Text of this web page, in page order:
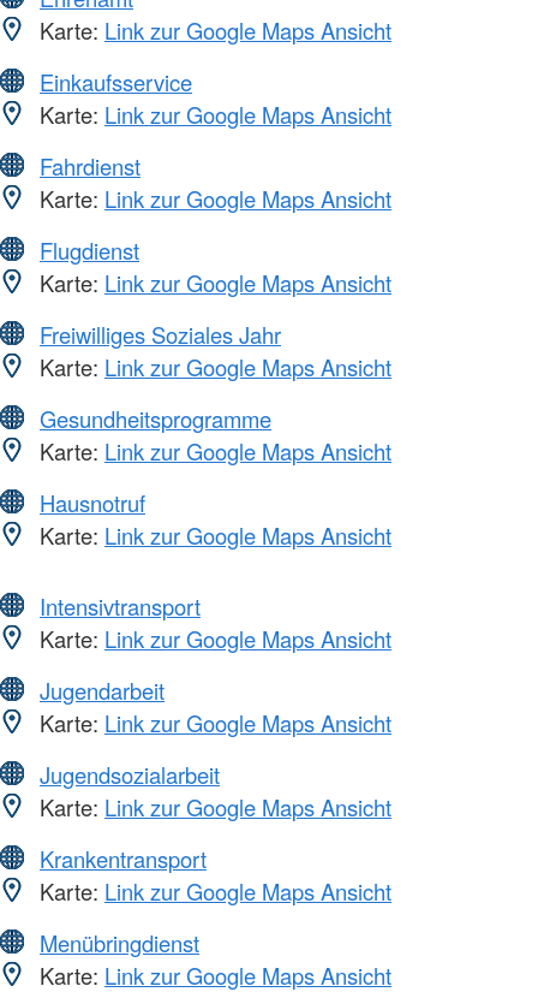
Karte: Link zur Google Maps Ansicht
Einkaufsservice
Karte: Link zur Google Maps Ansicht
Fahrdienst
Karte: Link zur Google Maps Ansicht
Flugdienst
Karte: Link zur Google Maps Ansicht
Freiwilliges Soziales Jahr
Karte: Link zur Google Maps Ansicht
Gesundheitsprogramme
Karte: Link zur Google Maps Ansicht
Hausnotruf
Karte: Link zur Google Maps Ansicht
Intensivtransport
Karte: Link zur Google Maps Ansicht
Jugendarbeit
Karte: Link zur Google Maps Ansicht
Jugendsozialarbeit
Karte: Link zur Google Maps Ansicht
Krankentransport
Karte: Link zur Google Maps Ansicht
Menübringdienst
Karte: Link zur Google Maps Ansicht